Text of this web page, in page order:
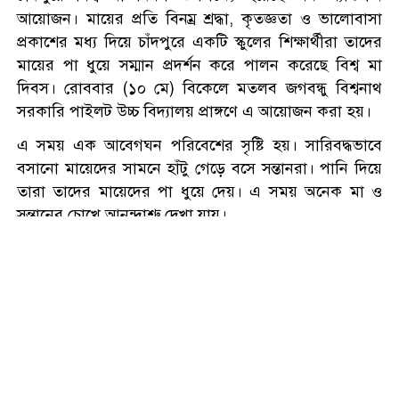
অভ্যুত্থান দিবস পালিত
জাতিসংঘে জুলাই গণঅভ্যুত্থান
দিবস পালিত
আগৈলঝাড়ায় বিদ্যুতের লাগাতার
লোডশেডিং: জনজীবনে দুর্ভোগ
চরমে
আয়োজন। মায়ের প্রতি বিনম্র শ্রদ্ধা, কৃতজ্ঞতা ও ভালোবাসা
প্রকাশের মধ্য দিয়ে চাঁদপুরে একটি স্কুলের শিক্ষার্থীরা তাদের
মায়ের পা ধুয়ে সম্মান প্রদর্শন করে পালন করেছে বিশ্ব মা
দিবস। রোববার (১০ মে) বিকেলে মতলব জগবন্ধু বিশ্বনাথ
সরকারি পাইলট উচ্চ বিদ্যালয় প্রাঙ্গণে এ আয়োজন করা হয়।
এ সময় এক আবেগঘন পরিবেশের সৃষ্টি হয়। সারিবদ্ধভাবে
বসানো মায়েদের সামনে হাঁটু গেড়ে বসে সন্তানরা। পানি দিয়ে
তারা তাদের মায়েদের পা ধুয়ে দেয়। এ সময় অনেক মা ও
সন্তানের চোখে আনন্দাশ্রু দেখা যায়।